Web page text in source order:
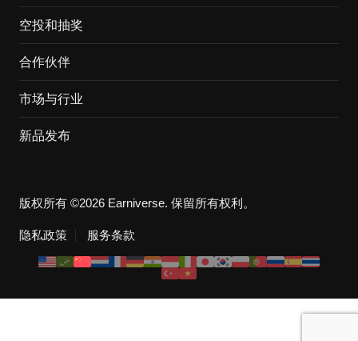
空投和抽奖
合作伙伴
市场与行业
新品发布
版权所有 ©2026 Earniverse. 保留所有权利。
隐私政策 服务条款